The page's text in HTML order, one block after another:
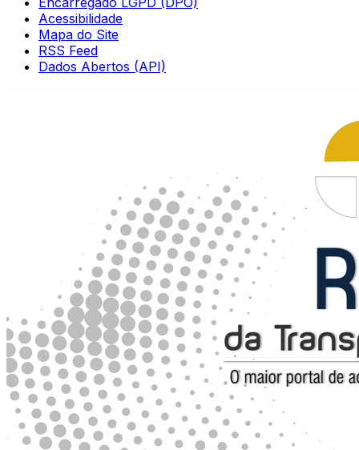
Acessibilidade
Mapa do Site
RSS Feed
Dados Abertos (API)